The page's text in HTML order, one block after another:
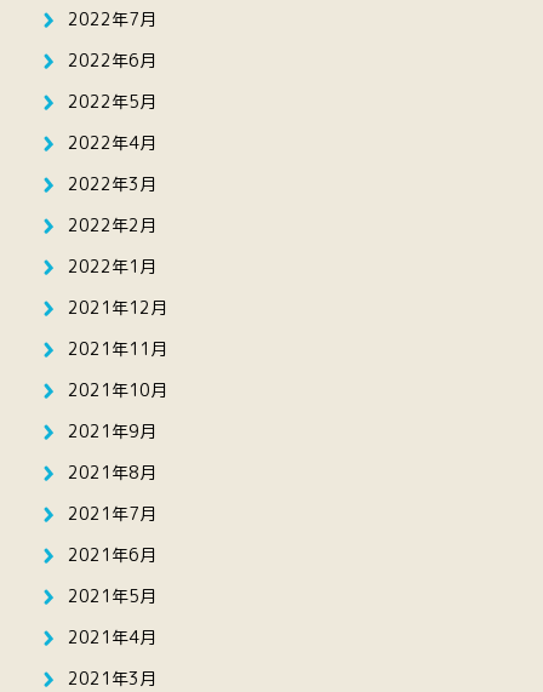
2022年7月
2022年6月
2022年5月
2022年4月
2022年3月
2022年2月
2022年1月
2021年12月
2021年11月
2021年10月
2021年9月
2021年8月
2021年7月
2021年6月
2021年5月
2021年4月
2021年3月